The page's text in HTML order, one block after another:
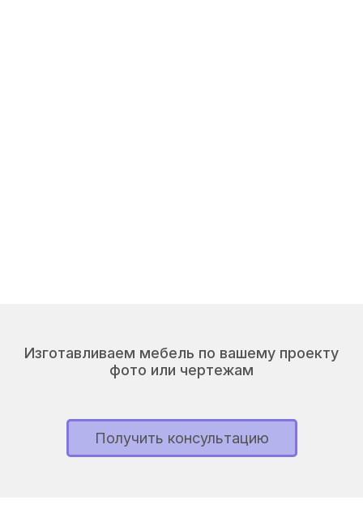
Изготавливаем мебель по вашему проекту
фото или чертежам
Получить консультацию